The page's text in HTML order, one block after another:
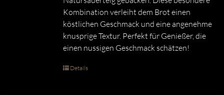
Kombination verleiht dem Brot einen
köstlichen Geschmack und eine angenehme
knusprige Textur. Perfekt für Genießer, die
einen nussigen Geschmack schätzen!
Details